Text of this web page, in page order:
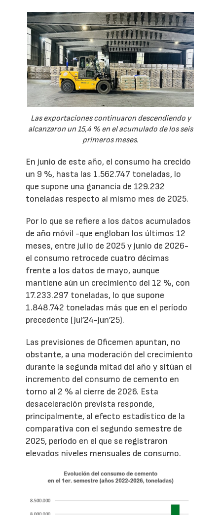
Las exportaciones continuaron descendiendo y
alcanzaron un 15,4 % en el acumulado de los seis
primeros meses.
En junio de este año, el consumo ha crecido
un 9 %, hasta las 1.562.747 toneladas, lo
que supone una ganancia de 129.232
toneladas respecto al mismo mes de 2025.
Por lo que se refiere a los datos acumulados
de año móvil -que engloban los últimos 12
meses, entre julio de 2025 y junio de 2026-
el consumo retrocede cuatro décimas
frente a los datos de mayo, aunque
mantiene aún un crecimiento del 12 %, con
17.233.297 toneladas, lo que supone
1.848.742 toneladas más que en el período
precedente (jul’24-jun’25).
Las previsiones de Oficemen apuntan, no
obstante, a una moderación del crecimiento
durante la segunda mitad del año y sitúan el
incremento del consumo de cemento en
torno al 2 % al cierre de 2026. Esta
desaceleración prevista responde,
principalmente, al efecto estadístico de la
comparativa con el segundo semestre de
2025, período en el que se registraron
elevados niveles mensuales de consumo.